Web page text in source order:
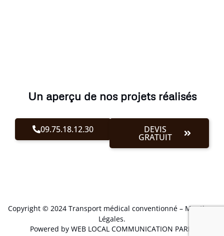
Un aperçu de nos projets réalisés
09.75.18.12.30 DEVIS
GRATUIT
Copyright © 2024 Transport médical conventionné – Mentions
Légales.
Powered by WEB LOCAL COMMUNICATION PARIS